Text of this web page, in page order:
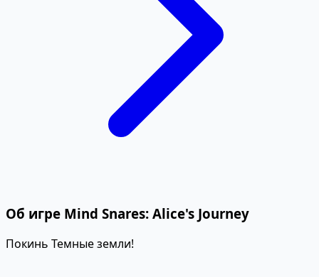
Об игре Mind Snares: Alice's Journey
Покинь Темные земли!